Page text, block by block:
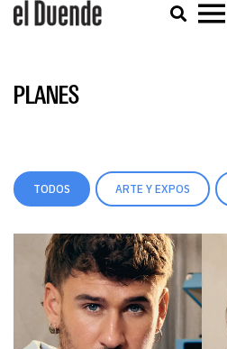
PLANES
TODOS ARTE Y EXPOS